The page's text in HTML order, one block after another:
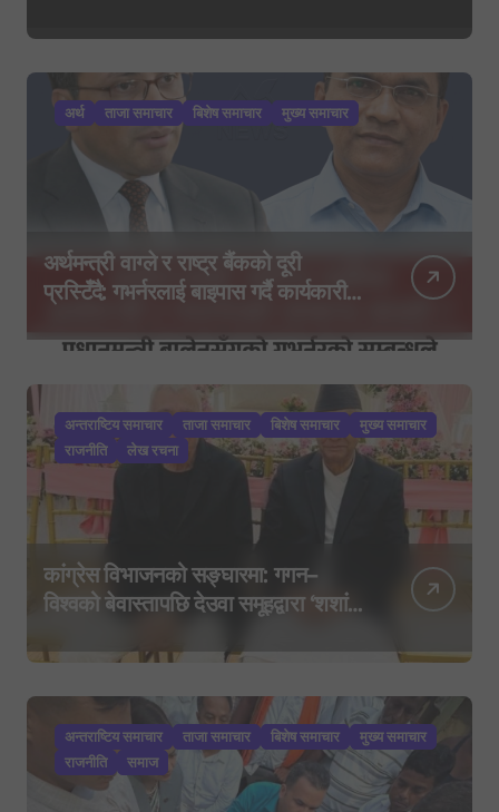
अर्थ ताजा समाचार बिशेष समाचार मुख्य समाचार
अर्थमन्त्री वाग्ले र राष्ट्र बैंकको दूरी
प्रस्टिँदै: गभर्नरलाई बाइपास गर्दै कार्यकारी
अन्तराष्टिय समाचार ताजा समाचार बिशेष समाचार
मुख्य समाचार
राजनीति
लेख रचना
कांग्रेस विभाजनको सङ्घारमा: गगन–
विश्वको बेवास्तापछि देउवा समूहद्वारा ‘शशांक
यात्राको घोषणा तयारी!
अन्तराष्टिय समाचार ताजा समाचार बिशेष समाचार
मुख्य समाचार
राजनीति
समाज